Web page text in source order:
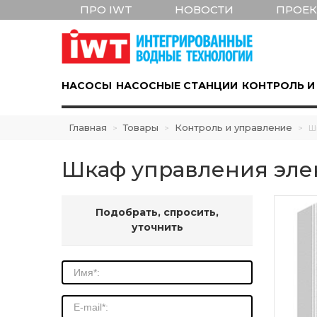
ПРО IWT НОВОСТИ
НАСОСЫ НАСОСНЫЕ СТАНЦИИ КОНТРОЛЬ И
Главная > Товары > Контроль и управление >
Шкаф управления
Подобрать, спросить,
уточнить